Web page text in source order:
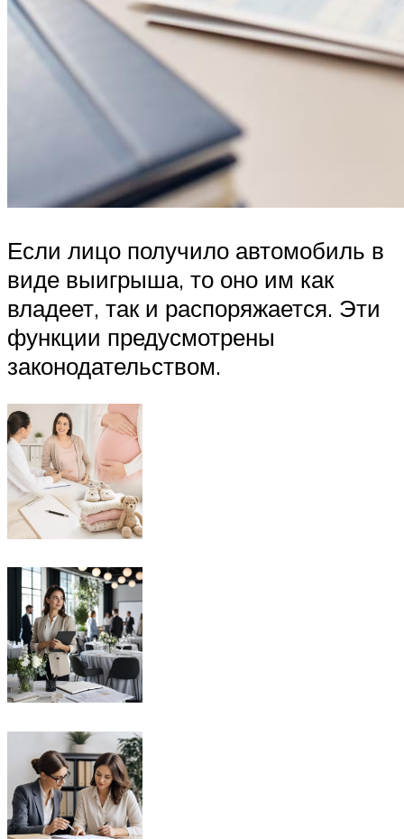
Если лицо получило автомобиль в
виде выигрыша, то оно им как
владеет, так и распоряжается. Эти
функции предусмотрены
законодательством.